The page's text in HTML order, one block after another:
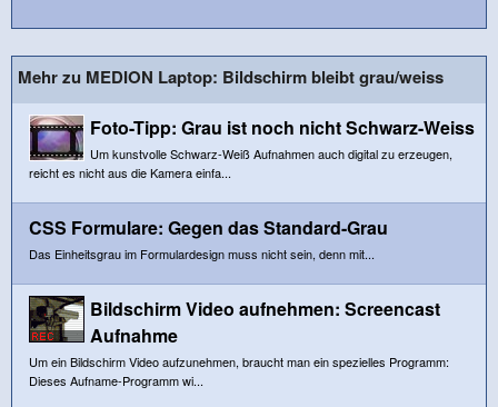
Mehr zu MEDION Laptop: Bildschirm bleibt grau/weiss
Foto-Tipp: Grau ist noch nicht Schwarz-Weiss
Um kunstvolle Schwarz-Weiß Aufnahmen auch digital zu erzeugen,
reicht es nicht aus die Kamera einfa...
CSS Formulare: Gegen das Standard-Grau
Das Einheitsgrau im Formulardesign muss nicht sein, denn mit...
Bildschirm Video aufnehmen: Screencast
Aufnahme
Um ein Bildschirm Video aufzunehmen, braucht man ein spezielles Programm:
Dieses Aufname-Programm wi...